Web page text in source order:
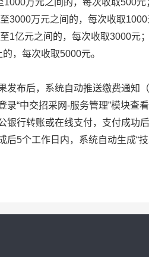
1000万元之间的，每次收取500元
3000万元之间的，每次收取
1亿元之间的，每次收取3000元
，每次收取5000元。
发布后，系统自动推送缴费通知
录“中交招采网-服务管理”模块查
银行转账或在线支付，支付成功
后5个工作日内，系统自动生成“